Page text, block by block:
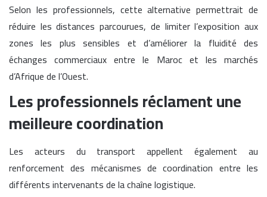
Selon les professionnels, cette alternative permettrait de
réduire les distances parcourues, de limiter l’exposition aux
zones les plus sensibles et d’améliorer la fluidité des
échanges commerciaux entre le Maroc et les marchés
d’Afrique de l’Ouest.
Les professionnels réclament une
meilleure coordination
Les acteurs du transport appellent également au
renforcement des mécanismes de coordination entre les
différents intervenants de la chaîne logistique.